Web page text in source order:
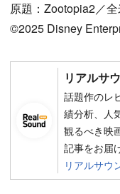
原題：Zootopia2／
©2025 Disney
リアルサ
話題作のレ
績分析、人
観るべき映
記事をお届
リアルサウ